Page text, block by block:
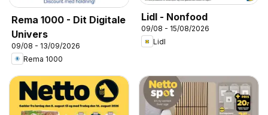
Rema 1000 - Dit Digitale
Univers
09/08 - 13/09/2026
Rema 1000
Lidl - Nonfood
09/08 - 15/08/2026
Lidl